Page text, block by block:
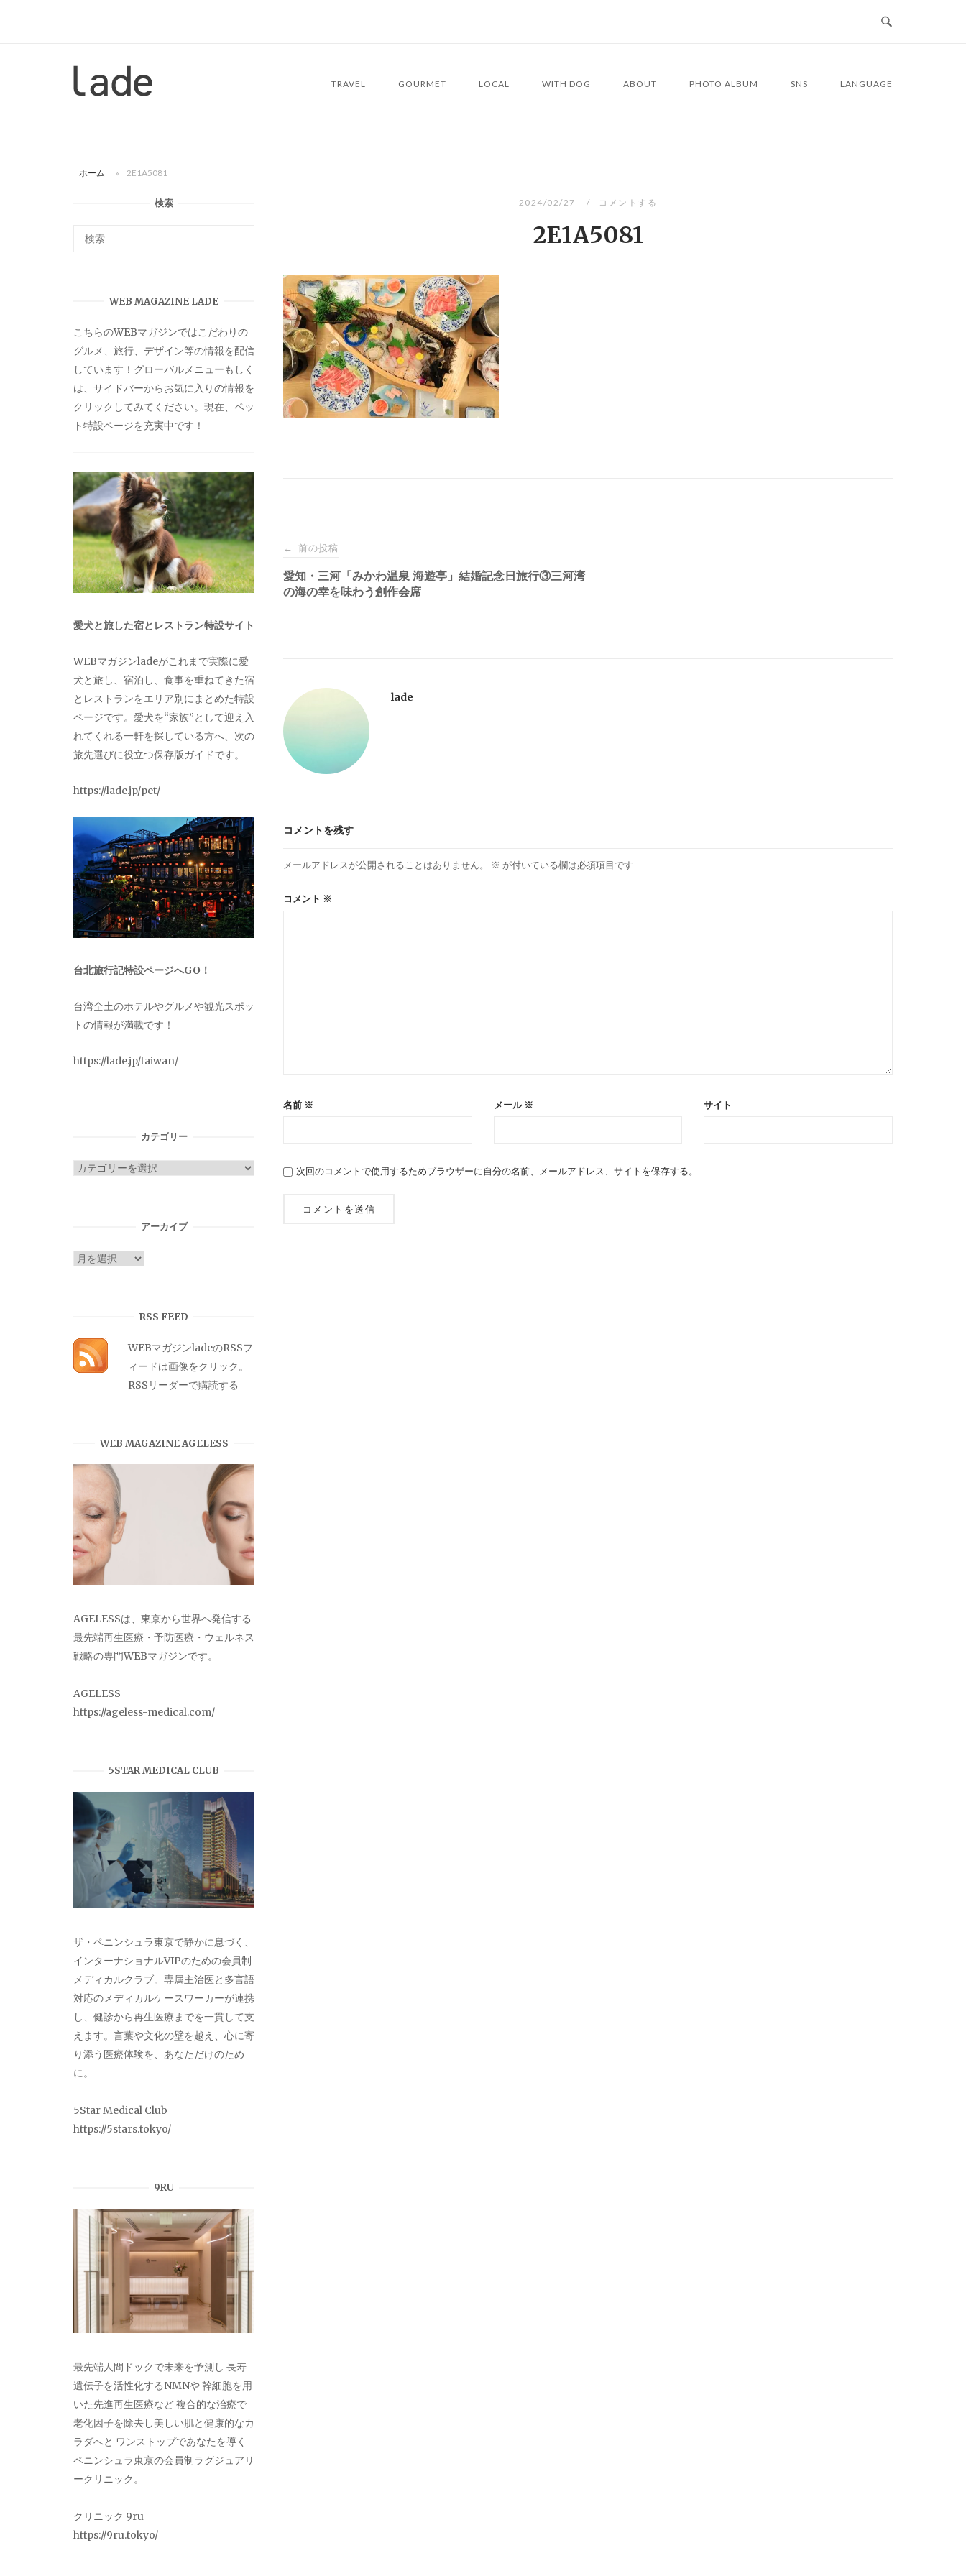
ー
TRAVEL GOURMET LOCAL WITH DOG ABOUT PHOTO ALBUM SNS LANGUAGE
ホーム » 2E1A5081
2024/02/27 コメントする
2E1A5081
投
稿
ゲ
ー
シ
ン
← 前の投稿
愛知・三河「みかわ温泉 海遊亭」結婚記念日旅行③三河湾
の海の幸を味わう創作会席
lade
コメントを残す
メールアドレスが公開されることはありません。 ※ が付いている欄は必須項目です
コメント ※
名前 ※ メール ※ サイト
次回のコメントで使用するためブラウザーに自分の名前、メールアドレス、サイトを保存する。
検索
WEB MAGAZINE LADE
こちらのWEBマガジンではこだわりの
グルメ、旅行、デザイン等の情報を配信
しています！グローバルメニューもしく
は、サイドバーからお気に入りの情報を
クリックしてみてください。現在、ペッ
ト特設ページを充実中です！
愛犬と旅した宿とレストラン特設サイト
WEBマガジンladeがこれまで実際に愛
犬と旅し、宿泊し、食事を重ねてきた宿
とレストランをエリア別にまとめた特設
ページです。愛犬を“家族”として迎え入
れてくれる一軒を探している方へ、次の
旅先選びに役立つ保存版ガイドです。
https://lade.jp/pet/
台北旅行記特設ページへGO！
台湾全土のホテルやグルメや観光スポッ
トの情報が満載です！
https://lade.jp/taiwan/
カテゴリー
カ
アーカイブ
ア
RSS FEED
WEBマガジンladeのRSSフ
ィードは画像をクリック。
RSSリーダーで購読する
WEB MAGAZINE AGELESS
AGELESSは、東京から世界へ発信する
最先端再生医療・予防医療・ウェルネス
戦略の専門WEBマガジンです。
AGELESS
https://ageless-medical.com/
5STAR MEDICAL CLUB
ザ・ペニンシュラ東京で静かに息づく、
インターナショナルVIPのための会員制
メディカルクラブ。専属主治医と多言語
対応のメディカルケースワーカーが連携
し、健診から再生医療までを一貫して支
えます。言葉や文化の壁を越え、心に寄
り添う医療体験を、あなただけのため
に。
5Star Medical Club
https://5stars.tokyo/
9RU
最先端人間ドックで未来を予測し 長寿
遺伝子を活性化するNMNや 幹細胞を用
いた先進再生医療など 複合的な治療で
老化因子を除去し美しい肌と健康的なカ
ラダへと ワンストップであなたを導く
ペニンシュラ東京の会員制ラグジュアリ
ークリニック。
クリニック 9ru
https://9ru.tokyo/